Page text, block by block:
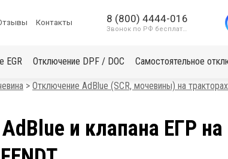
Контакты 8 (800) 4444-016
Звонок по РФ бесплатный
EGR Отключение DPF / DOC Самостоятельное
Отключение AdBlue (SCR, мочевины) на
и клапана ЕГР на